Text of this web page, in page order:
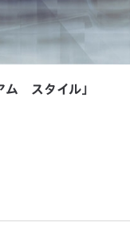
ム スタイル」